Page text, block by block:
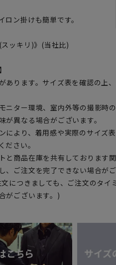
ン掛けも簡単です。
スッキリ)》(当社比)
あります。サイズ表を確認の上
ニター環境、室内外等の撮影時
が異なる場合がございます。
により、着用感や実際のサイズ
ださい。
と商品在庫を共有しております
、ご注文を完了できない場合が
につきましても、ご注文のタイ
がございます。)